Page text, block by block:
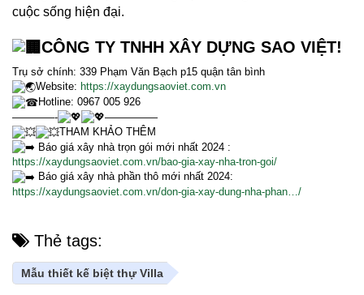
cuộc sống hiện đại.
CÔNG TY TNHH XÂY DỰNG SAO VIỆT!
Trụ sở chính: 339 Phạm Văn Bạch p15 quận tân bình
Website: https://xaydungsaoviet.com.vn
Hotline: 0967 005 926
————-
—————
THAM KHẢO THÊM
Báo giá xây nhà trọn gói mới nhất 2024 :
https://xaydungsaoviet.com.vn/bao-gia-xay-nha-tron-goi/
Báo giá xây nhà phần thô mới nhất 2024:
https://xaydungsaoviet.com.vn/don-gia-xay-dung-nha-phan…/
Thẻ tags:
Mẫu thiết kế biệt thự Villa